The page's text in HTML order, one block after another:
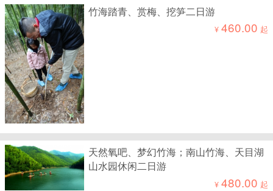
竹海踏青、赏梅、挖笋二日游
¥460.00 起
天然氧吧、梦幻竹海；南山竹海、天目湖
山水园休闲二日游
¥480.00 起